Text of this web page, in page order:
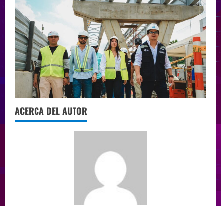
ACERCA DEL AUTOR